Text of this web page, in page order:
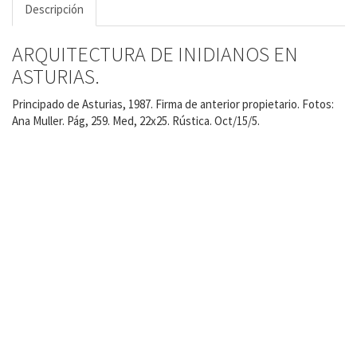
Descripción
ARQUITECTURA DE INIDIANOS EN
ASTURIAS.
Principado de Asturias, 1987. Firma de anterior propietario. Fotos:
Ana Muller. Pág, 259. Med, 22x25. Rústica. Oct/15/5.